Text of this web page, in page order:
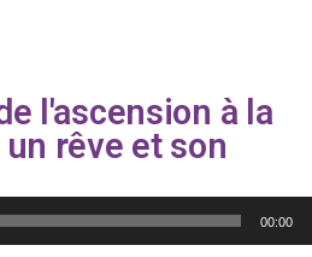
l'ascension à la
rêve et son
00:00